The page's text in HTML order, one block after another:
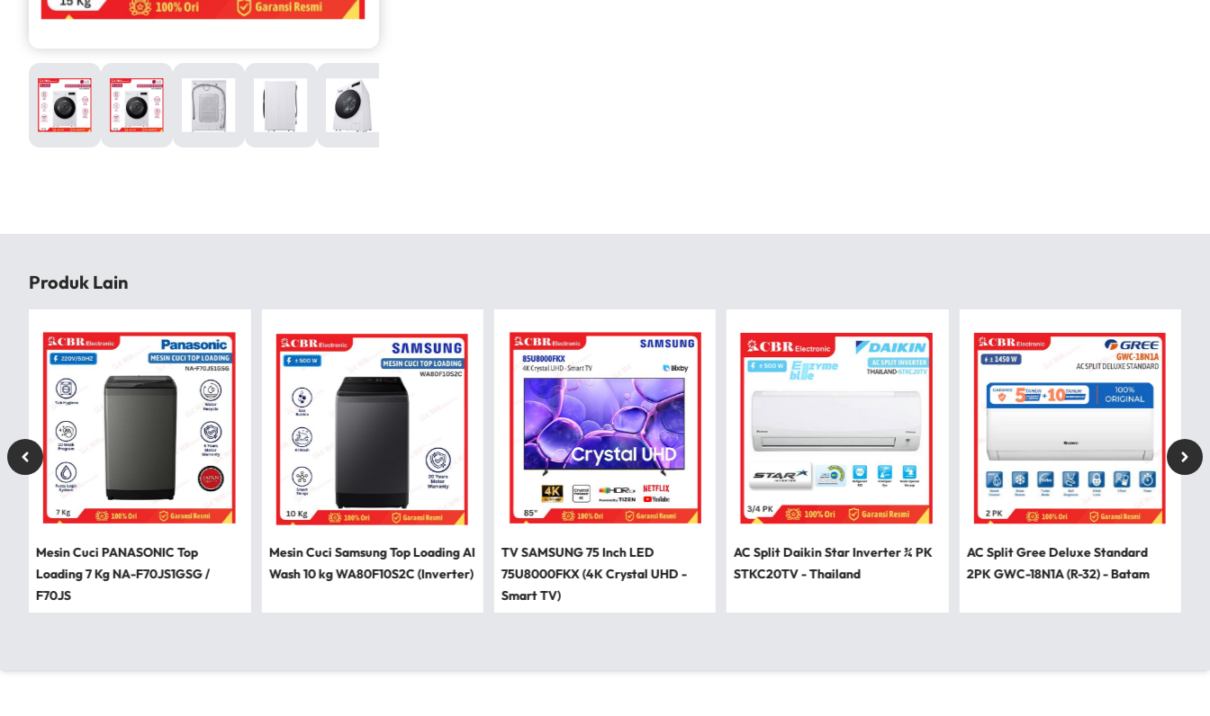
Produk Lain
TV SAMSUNG 75 Inch LED
75U8000FKX (4K Crystal UHD -
Smart TV)
AC Split Daikin Star Inverter ¾ PK
STKC20TV - Thailand
AC Split Gree Deluxe Standard
2PK GWC-18N1A (R-32) - Batam
Mesin Cuci PANASONIC Top
Loading 7 Kg NA-F70JS1GSG /
F70JS
Mesin Cuci Samsung Top Loading AI
Wash 10 kg WA80F10S2C (Inverter)